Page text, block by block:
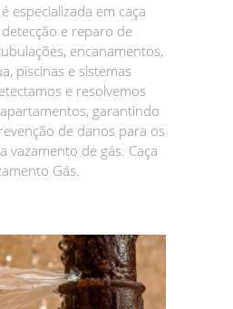
especializada em caça
e reparo de
encanamentos,
piscinas e sistemas
e resolvemos
garantindo
de danos para os
vazamento de gás. Caça
Gás.